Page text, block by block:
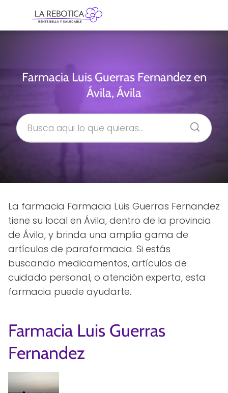
Farmacia Luis Guerras Fernandez en
Ávila, Ávila
La farmacia Farmacia Luis Guerras Fernandez
tiene su local en Ávila, dentro de la provincia
de Ávila, y brinda una amplia gama de
artículos de parafarmacia. Si estás
buscando medicamentos, artículos de
cuidado personal, o atención experta, esta
farmacia puede ayudarte.
Farmacia Luis Guerras
Fernandez